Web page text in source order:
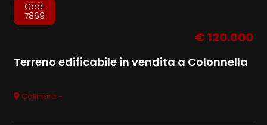
Cod.
7869
€ 120.000
Terreno edificabile in vendita a Colonnella
Collinare -